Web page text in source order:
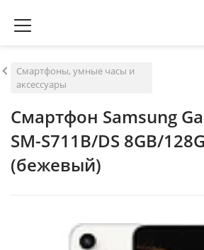
Смартфоны, умные часы и
аксессуары
Смартфон Samsung
SM-S711B/DS 8GB/
(бежевый)